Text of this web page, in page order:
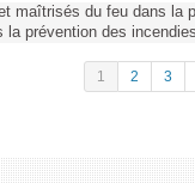
maîtrisés du feu dans la
prévention des
1 2 3